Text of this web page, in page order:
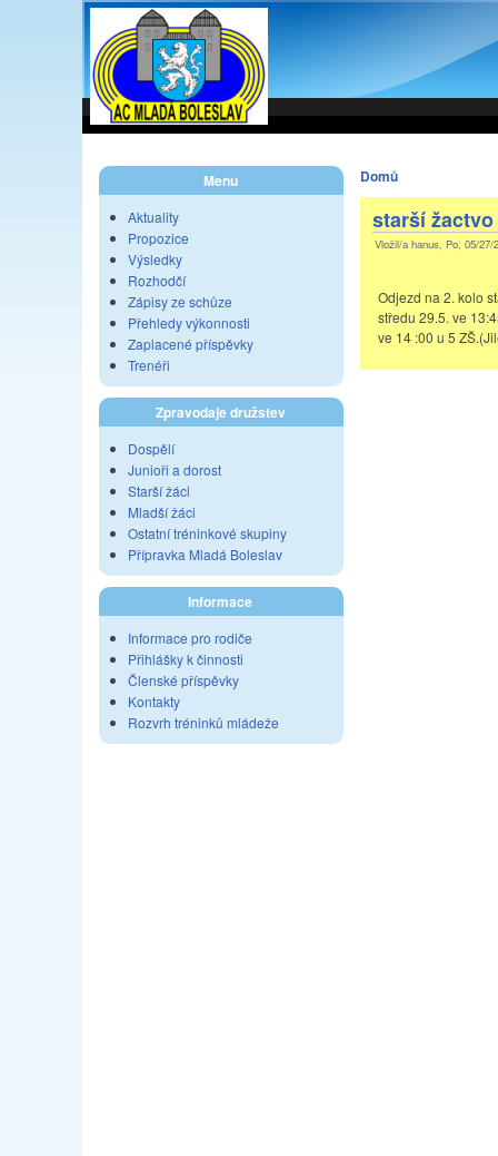
Menu
Aktuality
Propozice
Výsledky
Rozhodčí
Zápisy ze schůze
Přehledy výkonnosti
Zaplacené příspěvky
Trenéři
Zpravodaje družstev
Dospělí
Junioři a dorost
Starší žáci
Mladší žáci
Ostatní tréninkové skupiny
Přípravka Mladá Boleslav
Informace
Informace pro rodiče
Přihlášky k činnosti
Členské příspěvky
Kontakty
Rozvrh tréninků mládeže
Domů
starší žactvo
Vložil/a hanus, Po, 05/27/
Odjezd na 2. kolo
středu 29.5. ve
ve 14 :00 u 5